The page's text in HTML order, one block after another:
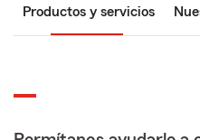
Productos y servicios